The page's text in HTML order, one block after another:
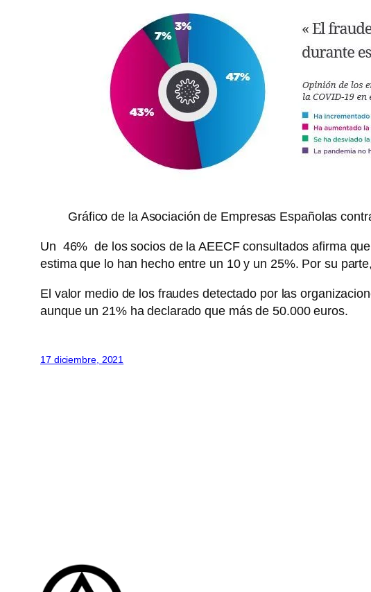
Gráfico de la Asociación de Empresas Españolas
Un 46% de los socios de la AEECF consultados afirma
estima que lo han hecho entre un 10 y un 25%. Por su
El valor medio de los fraudes detectado por las
aunque un 21% ha declarado que más de 50.000 euros.
17 diciembre, 2021